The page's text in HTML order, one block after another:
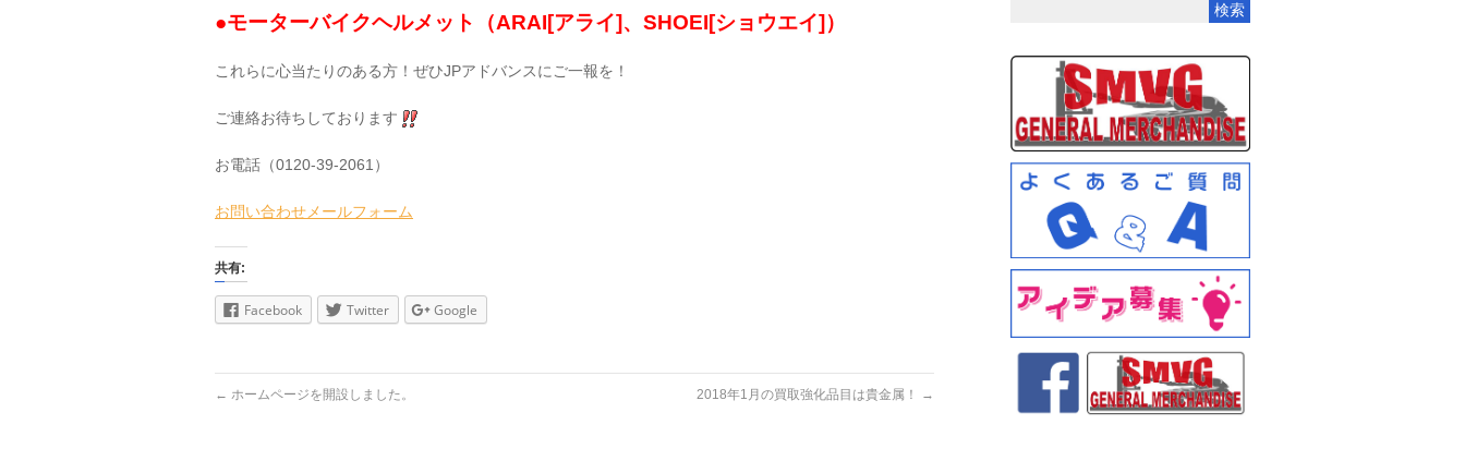
●モーターバイクヘルメット（ARAI[アライ]、SHOEI[ショウエイ]）
これらに心当たりのある方！ぜひJPアドバンスにご一報を！
ご連絡お待ちしております
お電話（0120-39-2061）
お問い合わせメールフォーム
共有:
Facebook Twitter Google
← ホームページを開設しました。 2018年1月の買取強化品目は貴金属！ →